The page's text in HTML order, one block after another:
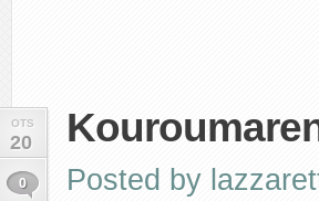
OTS
20
0 Posted by